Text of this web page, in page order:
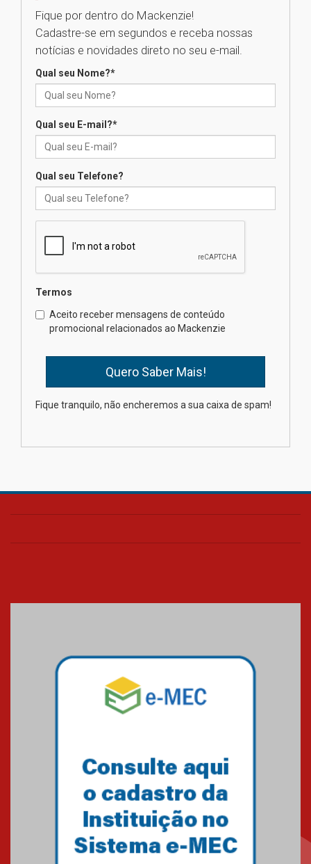
Como o Colégio Mackenzie
Brasília prepara seus
estudantes para o PAS antes
mesmo do Ensino Médio
Como os pais podem investir
XIII Fórum de Aprendizagem
Transformadora reúne
finalista do Prêmio Jabuti com
obra sobre ética e arquitetura
contemporânea
Mackenzie promove parcerias
Fique por dentro do Mackenzie!
Cadastre-se em segundos e receba nossas
notícias e novidades direto no seu e-mail.
Qual seu Nome?*
Qual seu E-mail?*
Qual seu Telefone?
Termos
Aceito receber mensagens de conteúdo
promocional relacionados ao Mackenzie
Fique tranquilo, não encheremos a sua caixa de spam!